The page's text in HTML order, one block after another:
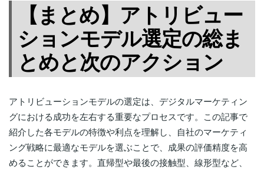
【まとめ】アトリビュー
ションモデル選定の総ま
とめと次のアクション
アトリビューションモデルの選定は、デジタルマーケティン
グにおける成功を左右する重要なプロセスです。この記事で
紹介した各モデルの特徴や利点を理解し、自社のマーケティ
ング戦略に最適なモデルを選ぶことで、成果の評価精度を高
めることができます。直帰型や最後の接触型、線形型など、